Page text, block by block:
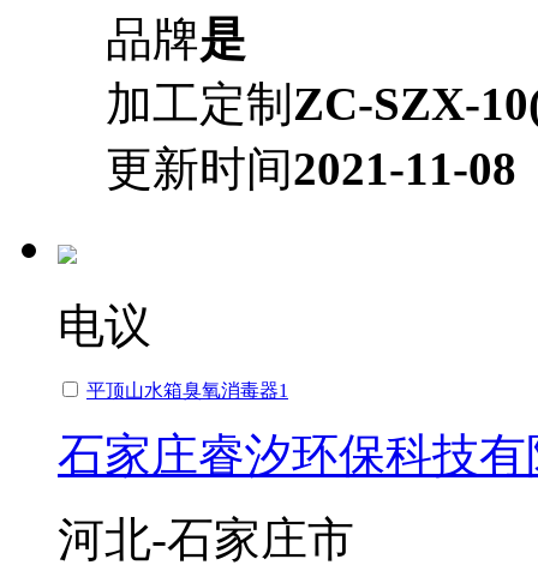
品牌是
加工定制 ZC-SZX-
更新时间2021-11-08
电议
平顶山水箱臭氧消毒器1
石家庄睿汐环保科技
河北-石家庄市